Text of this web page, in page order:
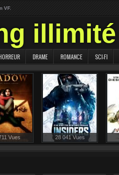
VF.
illimité
DRAME ROMANCE SCI-FI
Vues 28 041 Vues